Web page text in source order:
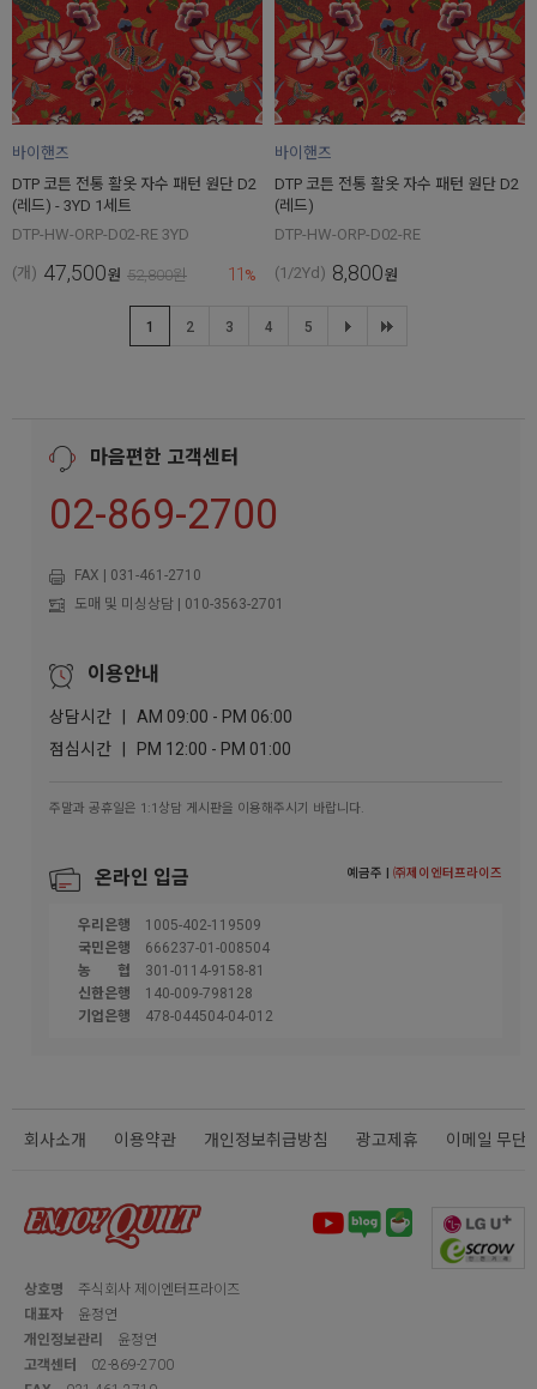
바이핸즈
DTP 코튼 전통 활옷 자수 패턴 원단 D2
(레드) - 3YD 1세트
DTP-HW-ORP-D02-RE 3YD
(개) 47,500원 52,800원 11 %
바이핸즈
DTP 코튼 전통 활옷 자수 패턴 원단 D2
(레드)
DTP-HW-ORP-D02-RE
(1/2Yd) 8,800원
1 2 3 4 5
마음편한 고객센터
02-869-2700
FAX | 031-461-2710
도매 및 미싱상담 | 010-3563-2701
이용안내
상담시간 | AM 09:00 - PM 06:00
점심시간 | PM 12:00 - PM 01:00
주말과 공휴일은 1:1상담 게시판을 이용해주시기 바랍니다.
온라인 입금 예금주 |㈜제이엔터프라이즈
우리은행
1005-402-119509
국민은행
666237-01-008504
농협301-0114-9158-81
신한은행
140-009-798128
기업은행
478-044504-04-012
회사소개 이용약관 개인정보취급방침 광고제휴 이메일 무단
상호명
주식회사 제이엔터프라이즈
대표자
윤정연
개인정보관리
윤정연
고객센터
02-869-2700